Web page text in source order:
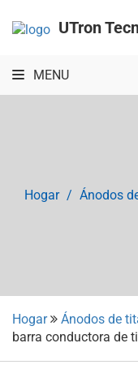
UTron
MENU
Hogar Ánodos
Hogar Ánodos de
barra conductora de